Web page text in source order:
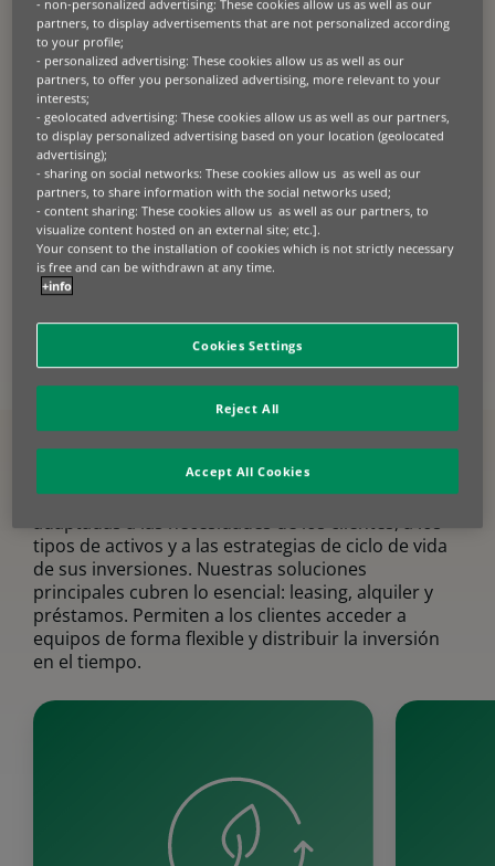
Tanto si necesitas liberar capital inmovilizado en
tus stocks, acelerar los flujos de caja de tu pipeline
de ventas o implementar una oferta de servicios
gestionados con reconocimiento completo de
ingresos, estructuramos programas de leasing a
medida, diseñados según tu actividad y tu
mercado.
Our solutions are designed to help you sell more
equipment by making it easier for your customers
to access, use, and renew assets. From ownership-
based financing to usage-driven models, we
structure solutions that align with your commercial
strategy.
HABLA CON NUESTRO EQUIPO DE ESPECIALISTAS
Ventajas del leasing
Ofrecemos diversas soluciones de financiación
adaptadas a las necesidades de los clientes, a los
tipos de activos y a las estrategias de ciclo de vida
de sus inversiones. Nuestras soluciones
principales cubren lo esencial: leasing, alquiler y
préstamos. Permiten a los clientes acceder a
equipos de forma flexible y distribuir la inversión
en el tiempo.
- non-personalized advertising: These cookies allow us as well as our
partners, to display advertisements that are not personalized according
to your profile;
- personalized advertising: These cookies allow us as well as our
partners, to offer you personalized advertising, more relevant to your
interests;
- geolocated advertising: These cookies allow us as well as our partners,
to display personalized advertising based on your location (geolocated
advertising);
- sharing on social networks: These cookies allow us as well as our
partners, to share information with the social networks used;
- content sharing: These cookies allow us as well as our partners, to
visualize content hosted on an external site; etc.].
Your consent to the installation of cookies which is not strictly necessary
is free and can be withdrawn at any time.
+info
Cookies Settings
Reject All
Accept All Cookies